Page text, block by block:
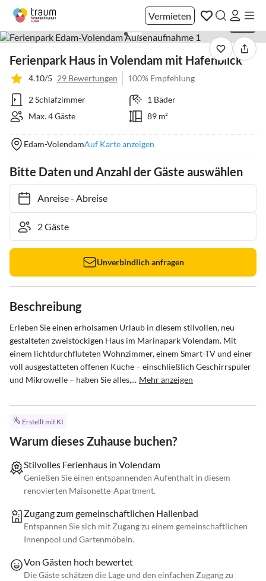
Vermieten
Ferienpark Haus in Volendam mit Hafenblick
4.10/5 29 Bewertungen 100% Empfehlung
2 Schlafzimmer
1 Bäder
Max. 4 Gäste
89 m²
Edam-VolendamAuf Karte anzeigen
Bitte Daten und Anzahl der Gäste auswählen
Anreise- Abreise
Unverbindlich anfragen
Beschreibung
Erleben Sie einen erholsamen Urlaub in diesem stilvollen, neu
gestalteten zweistöckigen Haus im Marinapark Volendam. Mit
einem lichtdurchfluteten Wohnzimmer, einem Smart-TV und einer
voll ausgestatteten offenen Küche – einschließlich Geschirrspüler
und Mikrowelle – haben Sie alles,... Mehr anzeigen
Erstellt mit KI
Warum dieses Zuhause buchen?
Stilvolles Ferienhaus in Volendam
Genießen Sie einen entspannenden Aufenthalt in diesem
renovierten Maisonette-Apartment.
Zugang zum gemeinschaftlichen Hallenbad
Entspannen Sie sich mit Zugang zu einem gemeinschaftlichen
Innenpool und Gartenmöbeln.
Von Gästen hoch bewertet
Die Gäste schätzen die Lage und den einfachen Zugang zu